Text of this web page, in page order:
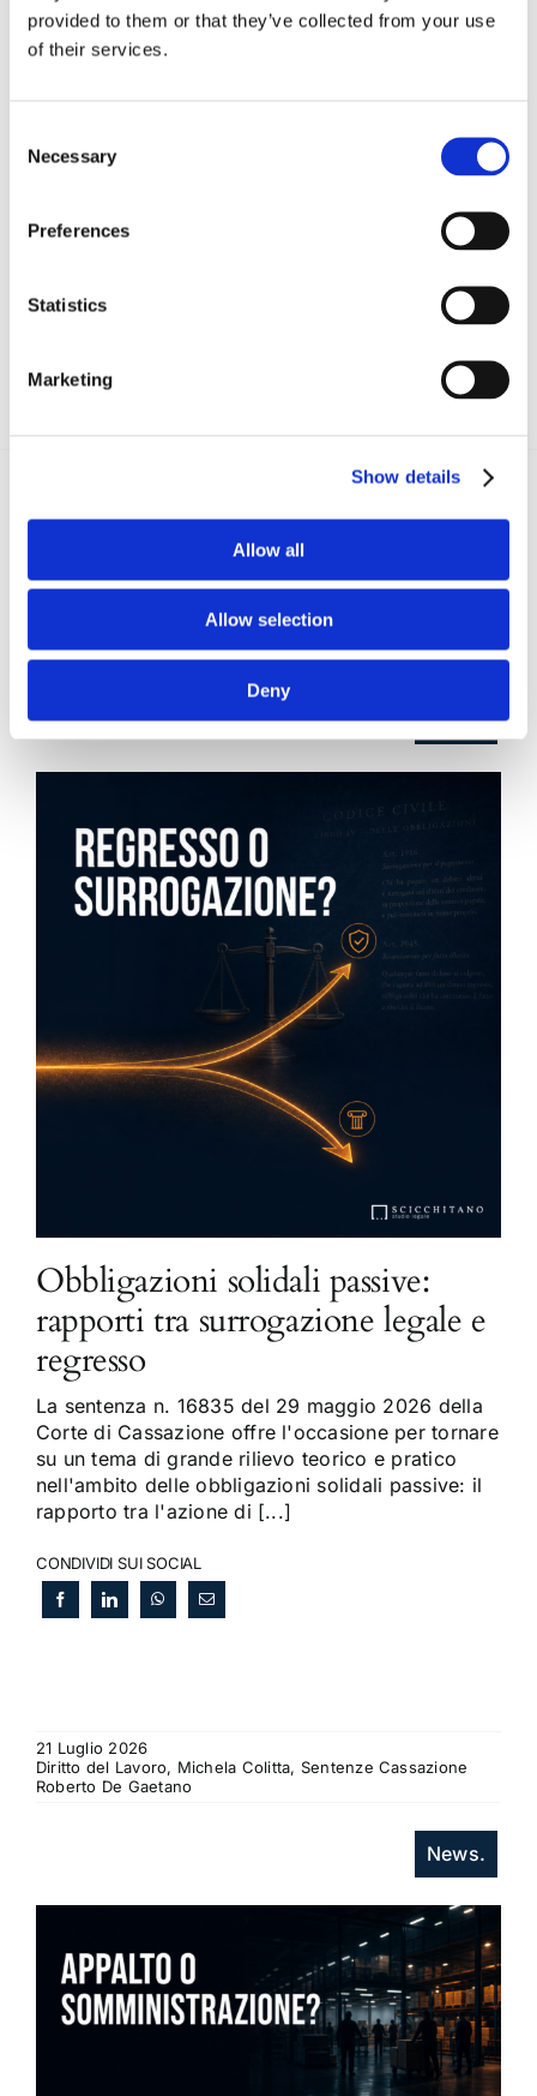
provided to them or that they’ve collected from your use
of their services.
Selection
Necessary
Preferences
Statistics
Marketing
Show details
Allow all
Allow selection
Deny
Recent posts.
Roberto De Gaetano
News.
Obbligazioni solidali passive:
rapporti tra surrogazione legale e
regresso
La sentenza n. 16835 del 29 maggio 2026 della
Corte di Cassazione offre l'occasione per tornare
su un tema di grande rilievo teorico e pratico
nell'ambito delle obbligazioni solidali passive: il
rapporto tra l'azione di [...]
CONDIVIDI SUI SOCIAL
21 Luglio 2026
Diritto del Lavoro, Michela Colitta, Sentenze Cassazione
Roberto De Gaetano
News.